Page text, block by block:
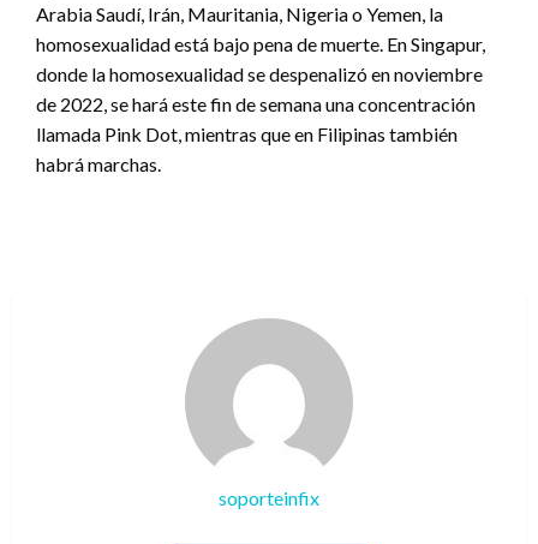
Arabia Saudí, Irán, Mauritania, Nigeria o Yemen, la
homosexualidad está bajo pena de muerte. En Singapur,
donde la homosexualidad se despenalizó en noviembre
de 2022, se hará este fin de semana una concentración
llamada Pink Dot, mientras que en Filipinas también
habrá marchas.
soporteinfix